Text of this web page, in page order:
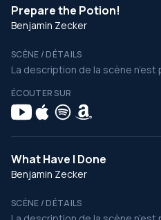
Prepare the Potion!
Benjamin Zecker
SCÈNE / DÉTAILS
La description de la scène
ÉCOUTER SUR
What Have I Done
Benjamin Zecker
SCÈNE / DÉTAILS